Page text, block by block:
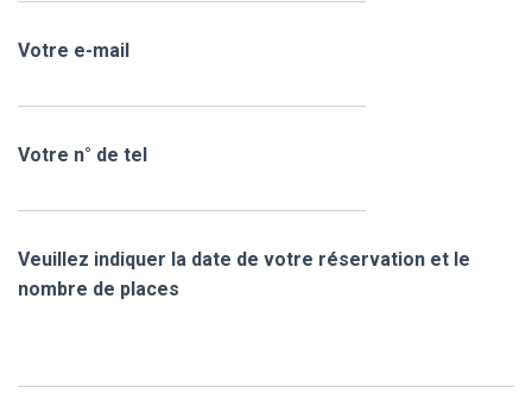
Votre e-mail
Votre n° de tel
Veuillez indiquer la date de votre réservation et le
nombre de places